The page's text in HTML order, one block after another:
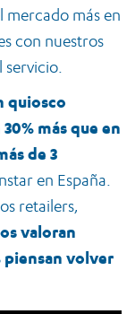
más en
con nuestros
quiosco
30% más que en
de 3
en España.
retailers,
valoran
piensan volver